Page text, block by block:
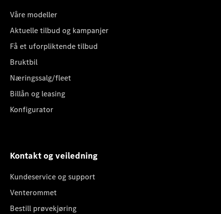
Våre modeller
Aktuelle tilbud og kampanjer
Få et uforpliktende tilbud
Bruktbil
Næringssalg/fleet
Billån og leasing
Konfigurator
Kontakt og veiledning
Kundeservice og support
Venterommet
Bestill prøvekjøring